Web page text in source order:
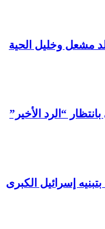
مشعل وخليل الحية
“الرد الأخير”
إسرائيل الكبرى